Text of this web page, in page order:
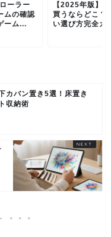
ー
確認
...
【2025年版】カー
買うならどこ？後悔
い選び方完全ガイド
カバン置き5選！床置き
収納術